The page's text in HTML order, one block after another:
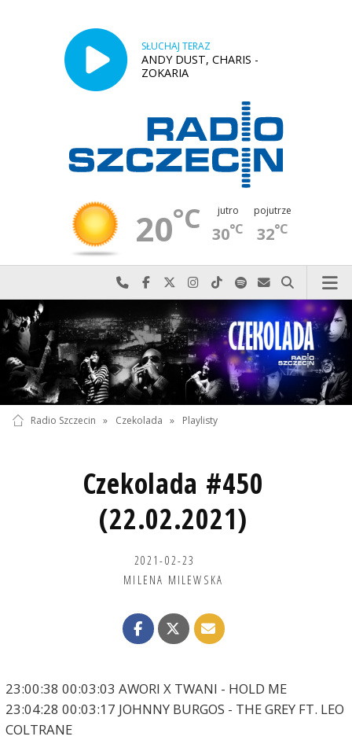
SŁUCHAJ TERAZ
ANDY DUST, CHARIS -
ZOKARIA
20°C jutro
30°C
pojutrze
32°C
Najlepiej po prostu do nas zadzwoń
Odwiedź nas na Facebook-u
Odwiedź nas na X
Odwiedź nas na Instagram-ie
Odwiedź nas na TikTok-u
Szukaj nas na Spotify
Wyślij do nas
Szukaj
Radio Szczecin » Czekolada » Playlisty
Czekolada #450
(22.02.2021)
2021-02-23
MILENA MILEWSKA
23:00:38 00:03:03 AWORI X TWANI - HOLD ME
23:04:28 00:03:17 JOHNNY BURGOS - THE GREY FT. LEO
COLTRANE